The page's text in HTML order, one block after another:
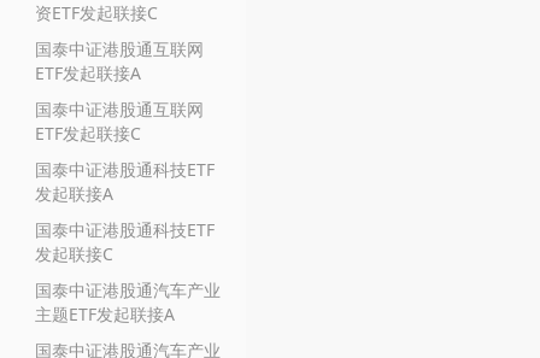
资ETF发起联接C
国泰中证港股通互联网
ETF发起联接A
国泰中证港股通互联网
ETF发起联接C
国泰中证港股通科技ETF
发起联接A
国泰中证港股通科技ETF
发起联接C
国泰中证港股通汽车产业
主题ETF发起联接A
国泰中证港股通汽车产业